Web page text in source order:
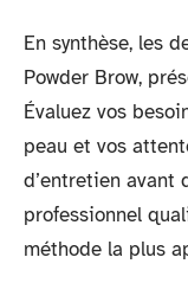
En synthèse, les
Powder Brow,
Évaluez vos
peau et vos
d’entretien avant
professionnel
méthode la plus